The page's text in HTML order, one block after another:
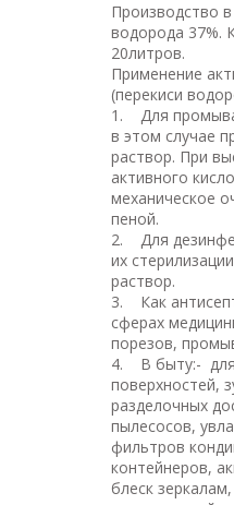
Производство
водорода 37%.
20литров.
Применение
(перекиси
1. Для
в этом случае
раствор. При
активного
механическое
пеной.
2. Для
их
раствор.
3. Как
сферах
порезов,
4. В быту:- для
поверхностей,
разделочных
пылесосов,
фильтров
контейнеров,
блеск